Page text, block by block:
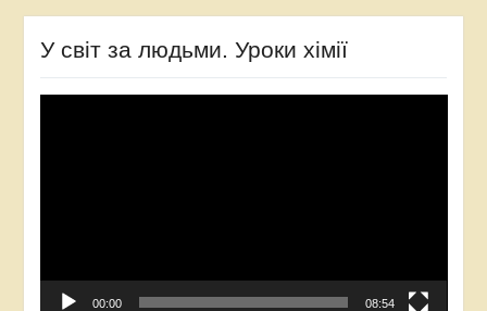
У світ за людьми. Уроки хімії
00:00 08:54